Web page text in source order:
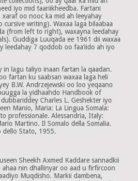
iyo mid taariikheedba. Fartani
oo nooc ka mid ah leeyahay
cursive writing). Waxaa laga bilaabaa
(from left to right), waxayna leedahay
Guddiga Luuqada ee 1961 dii waxaa
leedahay 7 qoddob oo faa’iido ah iyo
in lagu taliyo inaan fartan la qaadan.
fartan ku saabsan waxaa laga heli
B.W. Andrzejewski oo loo yeqaano
la yidhaahdo Handbook of
Charles L. Geshekter iyo
Manio, Maria: La Lingua Somala:
professionale. Alessandria, Italy:
Martino. Il Somalo della Somalia.
dello Stato, 1955.
Sheekh Axmed Kaddare sannadkii
ahaa nin dhallinyar oo aad u firfircoon
Muqdisho. Markii dambena,